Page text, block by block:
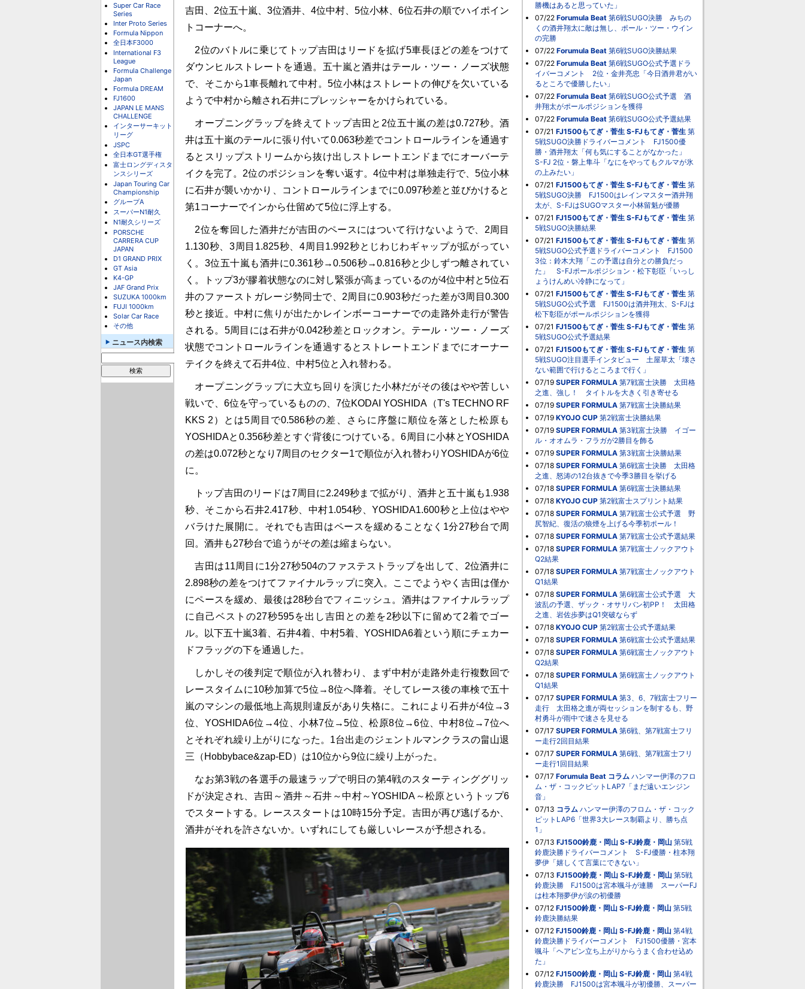
Super Car Race
Series
Inter Proto Series
Formula Nippon
全日本F3000
International F3
League
Formula Challenge
Japan
Formula DREAM
FJ1600
JAPAN LE MANS
CHALLENGE
インターサーキット
リーグ
JSPC
全日本GT選手権
富士ロングディスタ
ンスシリーズ
Japan Touring Car
Championship
グループA
スーパーN1耐久
N1耐久シリーズ
PORSCHE
CARRERA CUP
JAPAN
D1 GRAND PRIX
GT Asia
K4-GP
JAF Grand Prix
SUZUKA 1000km
FUJI 1000km
Solar Car Race
その他
ニュース内検索
吉田、2位五十嵐、3位酒井、4位中村、5位小林、6位石井の順でハイポイン
トコーナーへ。
2位のバトルに乗じてトップ吉田はリードを拡げ5車長ほどの差をつけて
ダウンヒルストレートを通過。五十嵐と酒井はテール・ツー・ノーズ状態
で、そこから1車長離れて中村。5位小林はストレートの伸びを欠いている
ようで中村から離され石井にプレッシャーをかけられている。
オープニングラップを終えてトップ吉田と2位五十嵐の差は0.727秒。酒
井は五十嵐のテールに張り付いて0.063秒差でコントロールラインを通過す
るとスリップストリームから抜け出しストレートエンドまでにオーバーテ
イクを完了。2位のポジションを奪い返す。4位中村は単独走行で、5位小林
に石井が襲いかかり、コントロールラインまでに0.097秒差と並びかけると
第1コーナーでインから仕留めて5位に浮上する。
2位を奪回した酒井だが吉田のペースにはついて行けないようで、2周目
1.130秒、3周目1.825秒、4周目1.992秒とじわじわギャップが拡がってい
く。3位五十嵐も酒井に0.361秒→0.506秒→0.816秒と少しずつ離されてい
く。トップ3が膠着状態なのに対し緊張が高まっているのが4位中村と5位石
井のファーストガレージ勢同士で、2周目に0.903秒だった差が3周目0.300
秒と接近。中村に焦りが出たかレインボーコーナーでの走路外走行が警告
される。5周目には石井が0.042秒差とロックオン。テール・ツー・ノーズ
状態でコントロールラインを通過するとストレートエンドまでにオーナー
テイクを終えて石井4位、中村5位と入れ替わる。
オープニングラップに大立ち回りを演じた小林だがその後はやや苦しい
戦いで、6位を守っているものの、7位KODAI YOSHIDA（T's TECHNO RF
KKS 2）とは5周目で0.586秒の差、さらに序盤に順位を落とした松原も
YOSHIDAと0.356秒差とすぐ背後につけている。6周目に小林とYOSHIDA
の差は0.072秒となり7周目のセクター1で順位が入れ替わりYOSHIDAが6位
に。
トップ吉田のリードは7周目に2.249秒まで拡がり、酒井と五十嵐も1.938
秒、そこから石井2.417秒、中村1.054秒、YOSHIDA1.600秒と上位はやや
バラけた展開に。それでも吉田はペースを緩めることなく1分27秒台で周
回。酒井も27秒台で追うがその差は縮まらない。
吉田は11周目に1分27秒504のファステストラップを出して、2位酒井に
2.898秒の差をつけてファイナルラップに突入。ここでようやく吉田は僅か
にペースを緩め、最後は28秒台でフィニッシュ。酒井はファイナルラップ
に自己ベストの27秒595を出し吉田との差を2秒以下に留めて2着でゴー
ル。以下五十嵐3着、石井4着、中村5着、YOSHIDA6着という順にチェカー
ドフラッグの下を通過した。
しかしその後判定で順位が入れ替わり、まず中村が走路外走行複数回で
レースタイムに10秒加算で5位→8位へ降着。そしてレース後の車検で五十
嵐のマシンの最低地上高規則違反があり失格に。これにより石井が4位→3
位、YOSHIDA6位→4位、小林7位→5位、松原8位→6位、中村8位→7位へ
とそれぞれ繰り上がりになった。1台出走のジェントルマンクラスの畠山退
三（Hobbybace&zap-ED）は10位から9位に繰り上がった。
なお第3戦の各選手の最速ラップで明日の第4戦のスターティンググリッ
ドが決定され、吉田～酒井～石井～中村～YOSHIDA～松原というトップ6
でスタートする。レーススタートは10時15分予定。吉田が再び逃げるか、
酒井がそれを許さないか。いずれにしても厳しいレースが予想される。
勝機はあると思っていた」
07/22 Forumula Beat 第6戦SUGO決勝 みちの
くの酒井翔太に敵は無し、ポール・ツー・ウイン
の完勝
07/22 Forumula Beat 第6戦SUGO決勝結果
07/22 Forumula Beat 第6戦SUGO公式予選ドラ
イバーコメント 2位・金井亮忠「今日酒井君がい
るところで優勝したい」
07/22 Forumula Beat 第6戦SUGO公式予選 酒
井翔太がポールポジションを獲得
07/22 Forumula Beat 第6戦SUGO公式予選結果
07/21 FJ1500もてぎ・菅生 S-FJもてぎ・菅生 第
5戦SUGO決勝ドライバーコメント FJ1500優
勝・酒井翔太「何も気にすることがなかった」
S-FJ 2位・磐上隼斗「なにをやってもクルマが氷
の上みたい」
07/21 FJ1500もてぎ・菅生 S-FJもてぎ・菅生 第
5戦SUGO決勝 FJ1500はレインマスター酒井翔
太が、S-FJはSUGOマスター小林留魁が優勝
07/21 FJ1500もてぎ・菅生 S-FJもてぎ・菅生 第
5戦SUGO決勝結果
07/21 FJ1500もてぎ・菅生 S-FJもてぎ・菅生 第
5戦SUGO公式予選ドライバーコメント FJ1500
3位：鈴木大翔「この予選は自分との勝負だっ
た」 S-FJポールポジション・松下彰臣「いっし
ょうけんめい冷静になって」
07/21 FJ1500もてぎ・菅生 S-FJもてぎ・菅生 第
5戦SUGO公式予選 FJ1500は酒井翔太、S-FJは
松下彰臣がポールポジションを獲得
07/21 FJ1500もてぎ・菅生 S-FJもてぎ・菅生 第
5戦SUGO公式予選結果
07/21 FJ1500もてぎ・菅生 S-FJもてぎ・菅生 第
5戦SUGO注目選手インタビュー 土屋草太「壊さ
ない範囲で行けるところまで行く」
07/19 SUPER FORMULA 第7戦富士決勝 太田格
之進、強し！ タイトルを大きく引き寄せる
07/19 SUPER FORMULA 第7戦富士決勝結果
07/19 KYOJO CUP 第2戦富士決勝結果
07/19 SUPER FORMULA 第3戦富士決勝 イゴー
ル・オオムラ・フラガが2勝目を飾る
07/19 SUPER FORMULA 第3戦富士決勝結果
07/18 SUPER FORMULA 第6戦富士決勝 太田格
之進、怒涛の12台抜きで今季3勝目を挙げる
07/18 SUPER FORMULA 第6戦富士決勝結果
07/18 KYOJO CUP 第2戦富士スプリント結果
07/18 SUPER FORMULA 第7戦富士公式予選 野
尻智紀、復活の狼煙を上げる今季初ポール！
07/18 SUPER FORMULA 第7戦富士公式予選結果
07/18 SUPER FORMULA 第7戦富士ノックアウト
Q2結果
07/18 SUPER FORMULA 第7戦富士ノックアウト
Q1結果
07/18 SUPER FORMULA 第6戦富士公式予選 大
波乱の予選、ザック・オサリバン初PP！ 太田格
之進、岩佐歩夢はQ1突破ならず
07/18 KYOJO CUP 第2戦富士公式予選結果
07/18 SUPER FORMULA 第6戦富士公式予選結果
07/18 SUPER FORMULA 第6戦富士ノックアウト
Q2結果
07/18 SUPER FORMULA 第6戦富士ノックアウト
Q1結果
07/17 SUPER FORMULA 第3、6、7戦富士フリー
走行 太田格之進が両セッションを制するも、野
村勇斗が雨中で速さを見せる
07/17 SUPER FORMULA 第6戦、第7戦富士フリ
ー走行2回目結果
07/17 SUPER FORMULA 第6戦、第7戦富士フリ
ー走行1回目結果
07/17 Forumula Beat コラム ハンマー伊澤のフロ
ム・ザ・コックピットLAP7「まだ遠いエンジン
音」
07/13 コラム ハンマー伊澤のフロム・ザ・コック
ピットLAP6「世界3大レース制覇より、勝ち点
1」
07/13 FJ1500鈴鹿・岡山 S-FJ鈴鹿・岡山 第5戦
鈴鹿決勝ドライバーコメント S-FJ優勝・柱本翔
夢伊「嬉しくて言葉にできない」
07/13 FJ1500鈴鹿・岡山 S-FJ鈴鹿・岡山 第5戦
鈴鹿決勝 FJ1500は宮本颯斗が連勝 スーパーFJ
は柱本翔夢伊が涙の初優勝
07/12 FJ1500鈴鹿・岡山 S-FJ鈴鹿・岡山 第5戦
鈴鹿決勝結果
07/12 FJ1500鈴鹿・岡山 S-FJ鈴鹿・岡山 第4戦
鈴鹿決勝ドライバーコメント FJ1500優勝・宮本
颯斗「ヘアピン立ち上がりからうまく合わせ込め
た」
07/12 FJ1500鈴鹿・岡山 S-FJ鈴鹿・岡山 第4戦
鈴鹿決勝 FJ1500は宮本颯斗が初優勝、スーパー